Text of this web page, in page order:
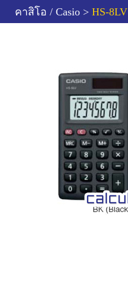
คาสิโอ / Casio > HS-8LV